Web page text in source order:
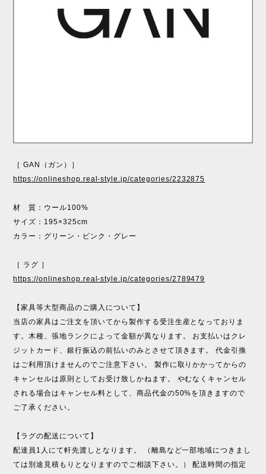
［ GAN（ガン）］
https://onlineshop.real-style.jp/categories/2232875
材 質：ウール100%
サイズ：195×325cm
カラー：グリーン・ピンク・グレー
［ ラグ ］
https://onlineshop.real-style.jp/categories/2789479
【家具等大型商品のご購入について】
当店の家具はご注文を頂いてから製作する受注生産となっておりま
す。木種、張地ランクによって金額が異なります。 お支払いはクレ
ジットカード、銀行振込の前払いのみとさせて頂きます。 代金引換
はご利用頂けませんのでご注意下さい。 製作に取りかかってからの
キャンセルは原則としてお受け致しかねます。 やむなくキャンセル
される場合はキャンセル料として、商品代金の50%を頂きますので
ご了承ください。
【ラグの配送について】
配達員1人にて軒先渡しとなります。 （離島など一部地域につきまし
ては別途見積もりとなりますのでご相談下さい。） 配送時間の指定